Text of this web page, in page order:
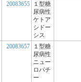
20083655
１型糖
尿病性
ケトア
シドー
シス
20083657
１型糖
尿病性
ニュー
ロパチ
ー